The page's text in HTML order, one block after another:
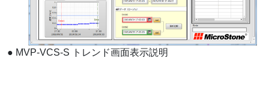
● MVP-VCS-S トレンド画面表示説明